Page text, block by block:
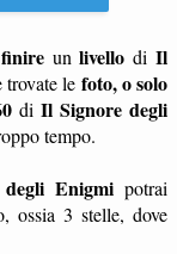
finireunlivello diIl
le foto, o solo
di Il Signore degli
tempo.
Enigmipotrai
ossia 3 stelle, dove